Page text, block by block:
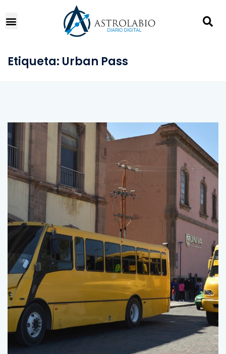
Etiqueta: Urban Pass